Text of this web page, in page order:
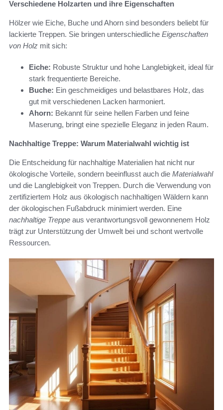
Verschiedene Holzarten und ihre Eigenschaften
Hölzer wie Eiche, Buche und Ahorn sind besonders beliebt für
lackierte Treppen. Sie bringen unterschiedliche Eigenschaften
von Holz mit sich:
Eiche: Robuste Struktur und hohe Langlebigkeit, ideal für
stark frequentierte Bereiche.
Buche: Ein geschmeidiges und belastbares Holz, das
gut mit verschiedenen Lacken harmoniert.
Ahorn: Bekannt für seine hellen Farben und feine
Maserung, bringt eine spezielle Eleganz in jeden Raum.
Nachhaltige Treppe: Warum Materialwahl wichtig ist
Die Entscheidung für nachhaltige Materialien hat nicht nur
ökologische Vorteile, sondern beeinflusst auch die Materialwahl
und die Langlebigkeit von Treppen. Durch die Verwendung von
zertifiziertem Holz aus ökologisch nachhaltigen Wäldern kann
der ökologischen Fußabdruck minimiert werden. Eine
nachhaltige Treppe aus verantwortungsvoll gewonnenem Holz
trägt zur Unterstützung der Umwelt bei und schont wertvolle
Ressourcen.